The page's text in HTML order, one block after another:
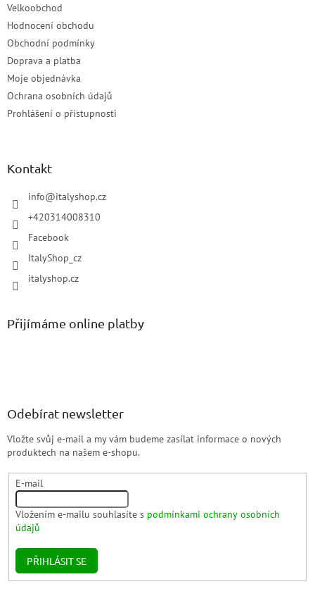
Velkoobchod
Hodnocení obchodu
Obchodní podmínky
Doprava a platba
Moje objednávka
Ochrana osobních údajů
Prohlášení o přístupnosti
Kontakt
info@italyshop.cz
+420314008310
Facebook
ItalyShop_cz
italyshop.cz
Přijímáme online platby
Odebírat newsletter
Vložte svůj e-mail a my vám budeme zasílat informace o nových
produktech na našem e-shopu.
E-mail
Vložením e-mailu souhlasíte s podmínkami ochrany osobních
údajů
PŘIHLÁSIT SE